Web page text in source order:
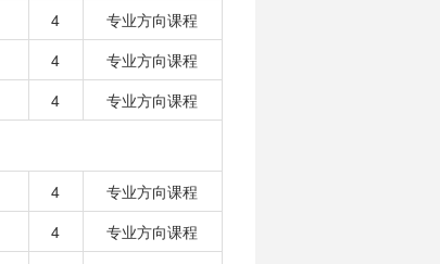
4
专业方向课程
4
专业方向课程
4 专业方向课程
4
专业方向课程
4
专业方向课程